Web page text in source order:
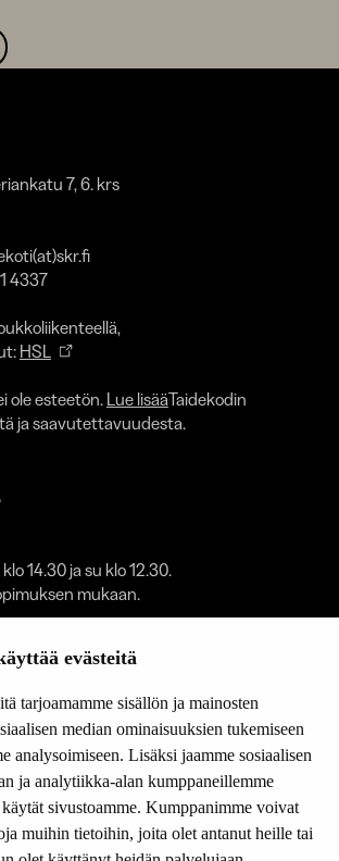
evästeitä
tarjoamamme sisällön ja mainosten
median ominaisuuksien tukemiseen
analysoimiseen. Lisäksi jaamme sosiaalisen
ja analytiikka-alan kumppaneillemme
sivustoamme. Kumppanimme voivat
muihin tietoihin, joita olet antanut heille tai
7, 6. krs
4337
HSL
ole esteetön.Lue lisääTaidekodin
ja saavutettavuudesta.
14.30 ja su klo 12.30.
mukaan.
/ 31.12.